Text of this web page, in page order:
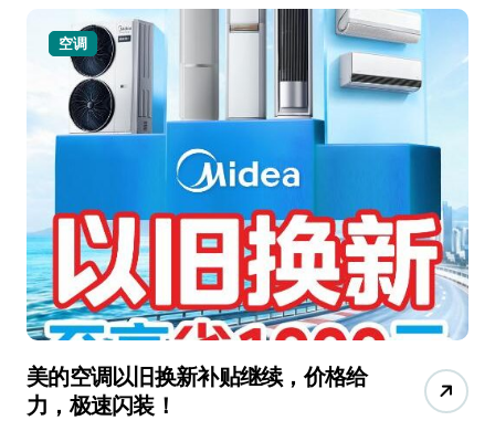
空调
美的空调以旧换新补贴继续，价格给
力，极速闪装！